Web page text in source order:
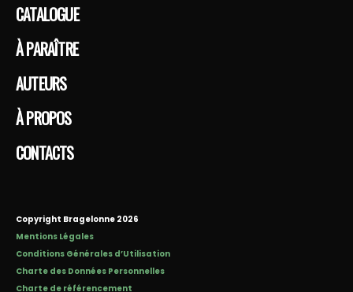
CATALOGUE
À PARAÎTRE
AUTEURS
À PROPOS
CONTACTS
Copyright Bragelonne 2026
Mentions Légales
Conditions Générales d’Utilisation
Charte des Données Personnelles
Charte de référencement